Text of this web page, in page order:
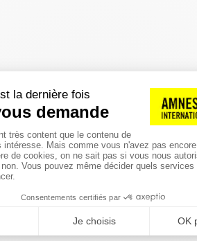
réinitialiser les filtres